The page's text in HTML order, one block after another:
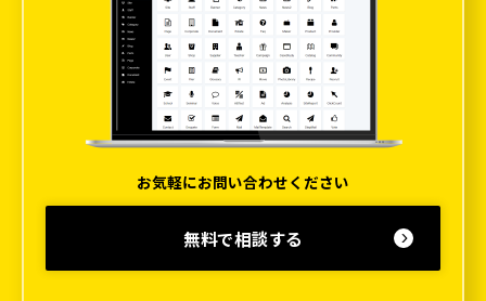
お気軽にお問い合わせください
無料で相談する